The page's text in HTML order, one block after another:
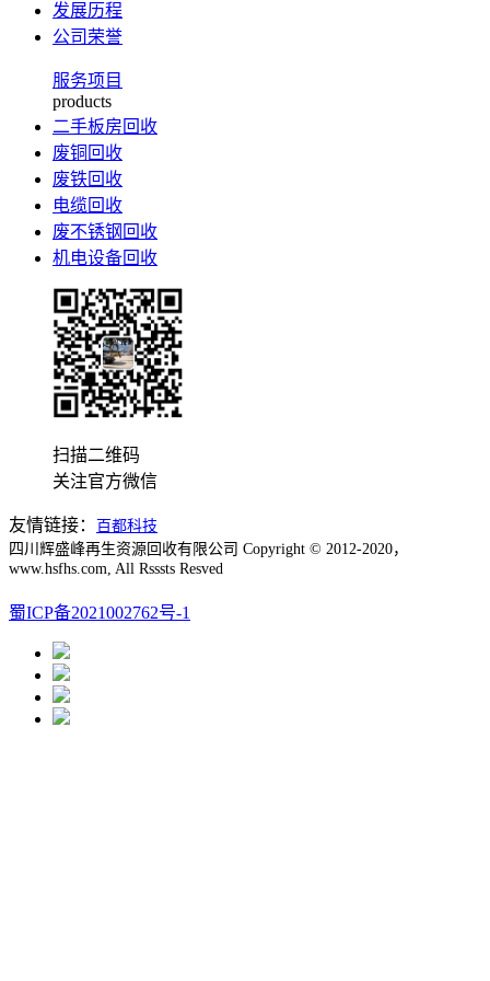
发展历程
公司荣誉
服务项目
products
二手板房回收
废铜回收
废铁回收
电缆回收
废不锈钢回收
机电设备回收
扫描二维码
关注官方微信
友情链接：
百都科技
四川辉盛峰再生资源回收有限公司 Copyright © 2012-2020，
www.hsfhs.com, All Rsssts Resved
蜀ICP备2021002762号-1